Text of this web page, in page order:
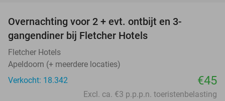
Overnachting voor 2 + evt. ontbijt en 3-
gangendiner bij Fletcher Hotels
Fletcher Hotels
Apeldoorn (+ meerdere locaties)
Verkocht: 18.342
€45
Excl. ca. €3 p.p.p.n. toeristenbelasting